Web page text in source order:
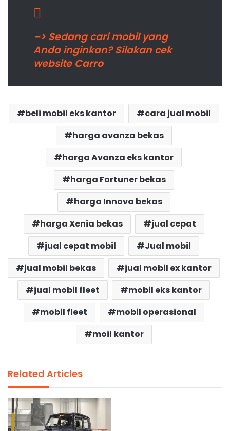
–> Sedang cari mobil yang
Anda inginkan? Silakan cek
website Carro
beli mobil eks kantor
cara jual mobil
harga avanza bekas
harga Avanza eks kantor
harga Fortuner bekas
harga Innova bekas
harga Xenia bekas
jual cepat
jual cepat mobil
Jual mobil
jual mobil bekas
jual mobil ex kantor
jual mobil fleet
mobil eks kantor
mobil fleet
mobil operasional
moil kantor
Related Articles